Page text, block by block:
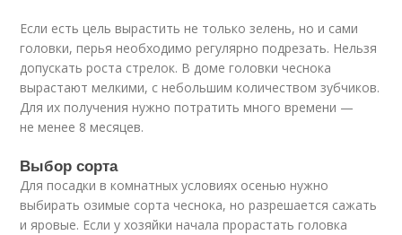
Если есть цель вырастить не только зелень, но и сами
головки, перья необходимо регулярно подрезать. Нельзя
допускать роста стрелок. В доме головки чеснока
вырастают мелкими, с небольшим количеством зубчиков.
Для их получения нужно потратить много времени —
не менее 8 месяцев.
Выбор сорта
Для посадки в комнатных условиях осенью нужно
выбирать озимые сорта чеснока, но разрешается сажать
и яровые. Если у хозяйки начала прорастать головка